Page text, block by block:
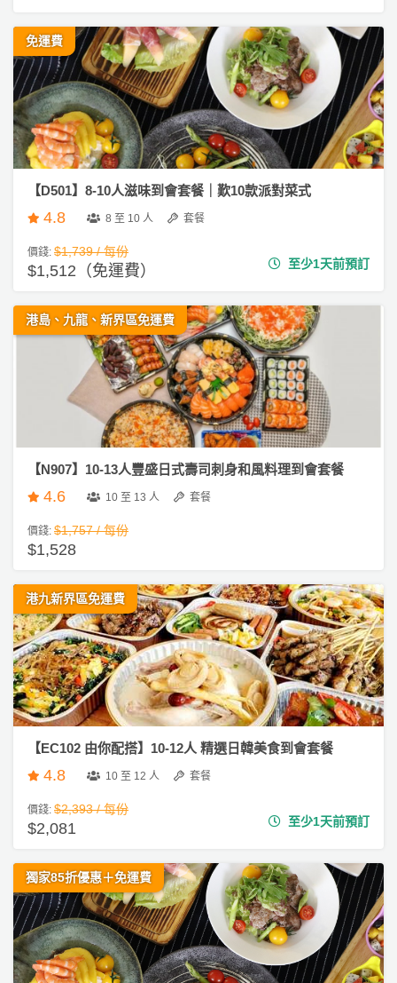
免運費
【D501】8-10人滋味到會套餐｜歎10款派對菜式
4.8 8 至 10 人 套餐
價錢: $1,739 / 每份
$1,512（免運費） 至少1天前預訂
港島、九龍、新界區免運費
【N907】10-13人豐盛日式壽司刺身和風料理到會套餐
4.6 10 至 13 人 套餐
價錢: $1,757 / 每份
$1,528
港九新界區免運費
【EC102 由你配搭】10-12人 精選日韓美食到會套餐
4.8 10 至 12 人 套餐
價錢: $2,393 / 每份
$2,081 至少1天前預訂
獨家85折優惠＋免運費